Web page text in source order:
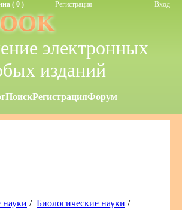
( 0 ) Регистрация Вход
электронных
изданий
ПоискРегистрацияФорум
науки / Биологические науки /